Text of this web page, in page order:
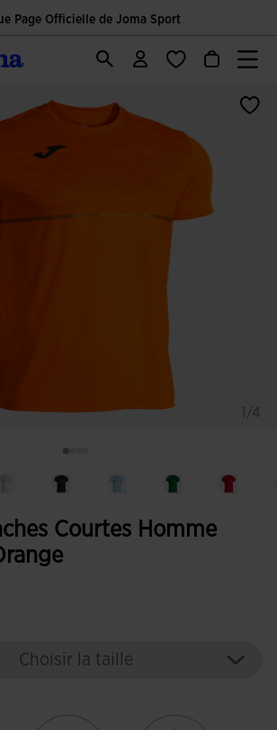
Page Officielle de Joma Sport
Courtes Homme
Choisir la taille